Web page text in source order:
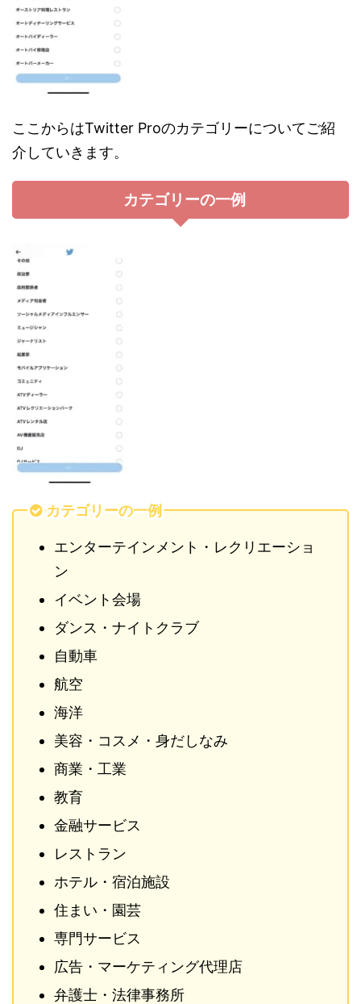
ここからはTwitter Proのカテゴリーについてご紹
介していきます。
カテゴリーの一例
カテゴリーの一例
エンターテインメント・レクリエーショ
ン
イベント会場
ダンス・ナイトクラブ
自動車
航空
海洋
美容・コスメ・身だしなみ
商業・工業
教育
金融サービス
レストラン
ホテル・宿泊施設
住まい・園芸
専門サービス
広告・マーケティング代理店
弁護士・法律事務所